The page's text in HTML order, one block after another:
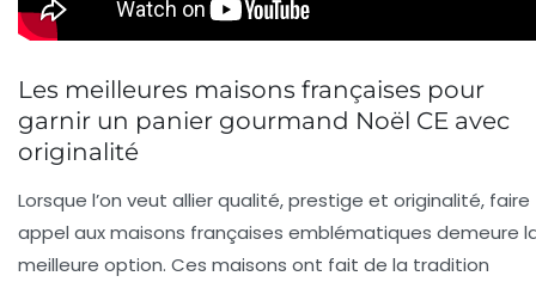
Les meilleures maisons françaises pour
garnir un panier gourmand Noël CE avec
originalité
Lorsque l’on veut allier qualité, prestige et originalité, faire
appel aux maisons françaises emblématiques demeure
meilleure option. Ces maisons ont fait de la tradition